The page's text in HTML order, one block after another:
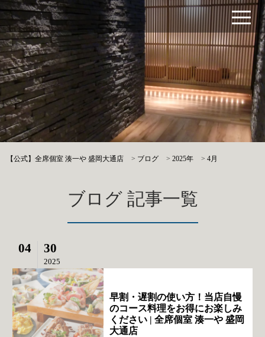
【公式】全席個室 湊一や 盛岡大通店 > ブログ >2025年 >4月
ブログ 記事一覧
04 30
2025
早割・遅割の使い方！当店自慢
のコース料理をお得にお楽しみ
ください | 全席個室 湊一や 盛岡
大通店